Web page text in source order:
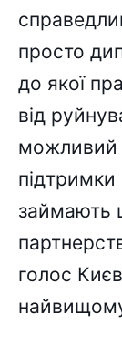
просто
до якої
від
можливий
займають
голос
найвищому